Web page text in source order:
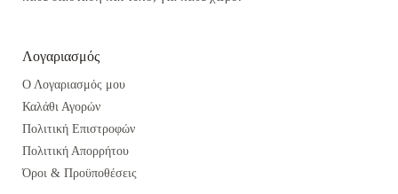
Λογαριασμός
Ο Λογαριασμός μου
Καλάθι Αγορών
Πολιτική Επιστροφών
Πολιτική Απορρήτου
Όροι & Προϋποθέσεις